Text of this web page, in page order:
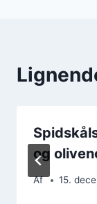
og
Af 15.